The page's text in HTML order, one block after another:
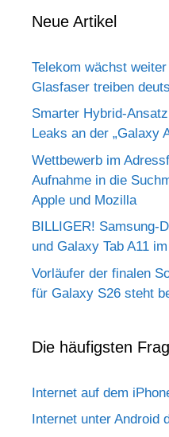
Neue Artikel
Telekom wächst
Glasfaser treiben
Smarter Hybrid-
Leaks an der „Galaxy
Wettbewerb im
Aufnahme in die
Apple und Mozilla
BILLIGER! Samsung-
und Galaxy Tab A11
Vorläufer der finalen
für Galaxy S26 steht
Die häufigsten
Internet auf dem
Internet unter Android